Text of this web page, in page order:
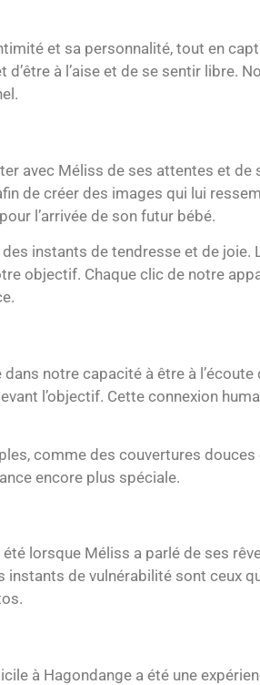
et sa personnalité, tout en
à l’aise et de se sentir libre.
avec Méliss de ses attentes et
de créer des images qui lui
l’arrivée de son futur bébé.
instants de tendresse et de
objectif. Chaque clic de notre
notre capacité à être à
l’objectif. Cette connexion
comme des couvertures
encore plus spéciale.
lorsque Méliss a parlé de ses
de vulnérabilité sont ceux
à Hagondange a été une